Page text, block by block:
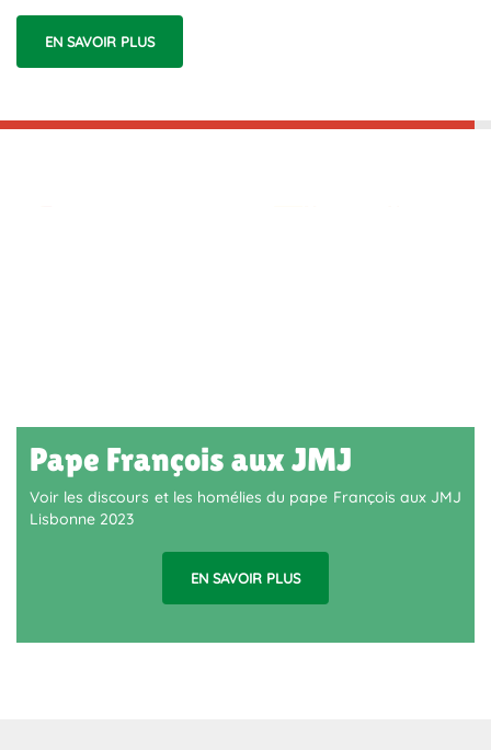
EN SAVOIR PLUS
Pape François aux JMJ
Voir les discours et les homélies du pape François aux JMJ
Lisbonne 2023
EN SAVOIR PLUS